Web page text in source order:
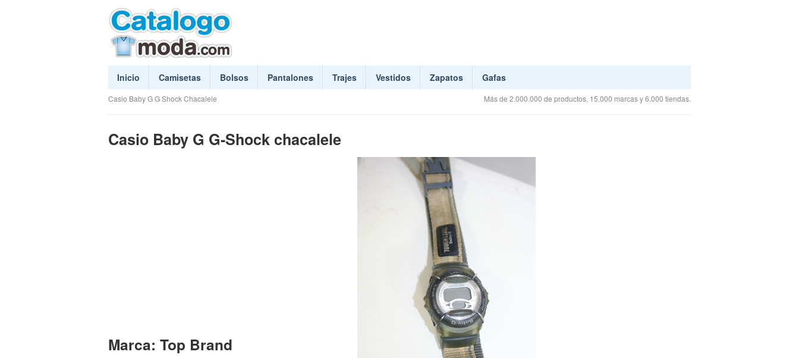
Inicio Camisetas Bolsos Pantalones Trajes Vestidos Zapatos Gafas
Casio Baby G G Shock Chacalele Más de 2.000.000 de productos, 15.000 marcas y 6.000 tiendas.
Casio Baby G G-Shock chacalele
Marca: Top Brand